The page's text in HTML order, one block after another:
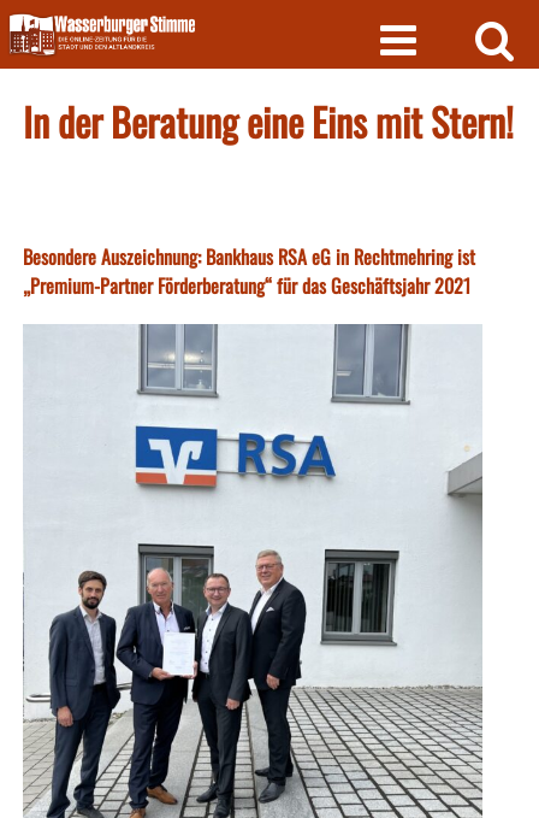
Skip
to
content
In der Beratung eine Eins mit Stern!
Besondere Auszeichnung: Bankhaus RSA eG in Rechtmehring ist
„Premium-Partner Förderberatung“ für das Geschäftsjahr 2021